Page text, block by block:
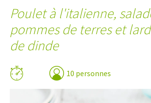
Poulet à l'italienne,
pommes de terres et
de dinde
10 personnes